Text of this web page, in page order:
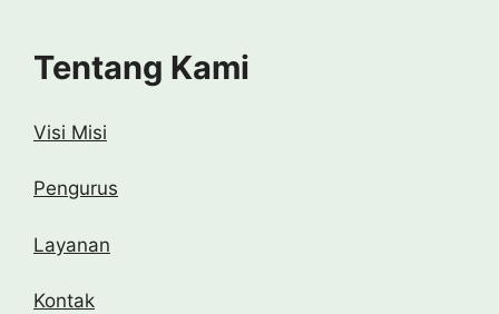
Tentang Kami
Visi Misi
Pengurus
Layanan
Kontak